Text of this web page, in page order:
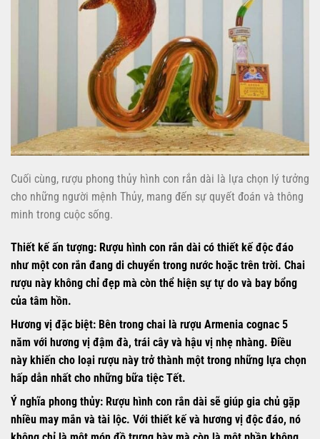
Cuối cùng, rượu phong thủy hình con rắn dài là lựa chọn lý tưởng
cho những người mệnh Thủy, mang đến sự quyết đoán và thông
minh trong cuộc sống.
Thiết kế ấn tượng: Rượu hình con rắn dài có thiết kế độc đáo
như một con rắn đang di chuyển trong nước hoặc trên trời. Chai
rượu này không chỉ đẹp mà còn thể hiện sự tự do và bay bổng
của tâm hồn.
Hương vị đặc biệt: Bên trong chai là rượu Armenia cognac 5
năm với hương vị đậm đà, trái cây và hậu vị nhẹ nhàng. Điều
này khiến cho loại rượu này trở thành một trong những lựa chọn
hấp dẫn nhất cho những bữa tiệc Tết.
Ý nghĩa phong thủy: Rượu hình con rắn dài sẽ giúp gia chủ gặp
nhiều may mắn và tài lộc. Với thiết kế và hương vị độc đáo, nó